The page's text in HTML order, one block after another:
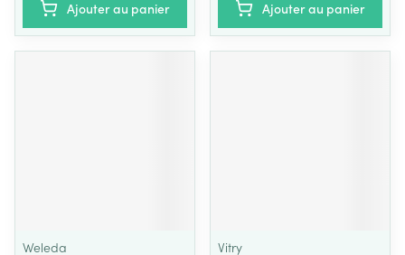
Ajouter au panier Ajouter au panier
Weleda Vitry